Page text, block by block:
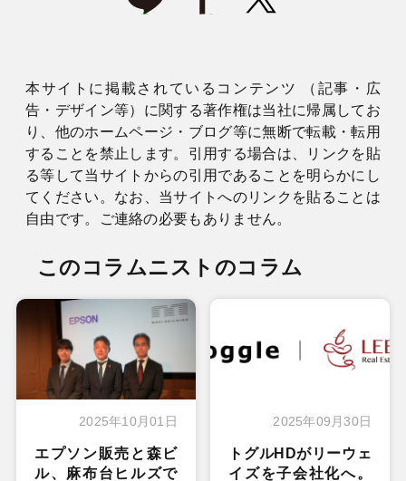
本サイトに掲載されているコンテンツ （記事・広
告・デザイン等）に関する著作権は当社に帰属してお
り、他のホームページ・ブログ等に無断で転載・転用
することを禁止します。引用する場合は、リンクを貼
る等して当サイトからの引用であることを明らかにし
てください。なお、当サイトへのリンクを貼ることは
自由です。ご連絡の必要もありません。
このコラムニストのコラム
2025年10月01日
エプソン販売と森ビ
ル、麻布台ヒルズで
2025年09月30日
トグルHDがリーウェ
イズを子会社化へ。